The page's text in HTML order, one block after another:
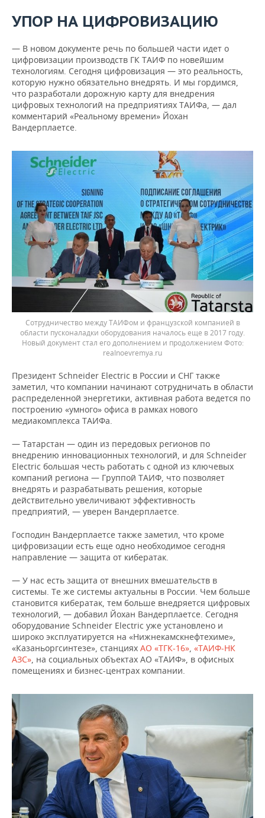
УПОР НА ЦИФРОВИЗАЦИЮ
— В новом документе речь по большей части идет о
цифровизации производств ГК ТАИФ по новейшим
технологиям. Сегодня цифровизация — это реальность,
которую нужно обязательно внедрять. И мы гордимся,
что разработали дорожную карту для внедрения
цифровых технологий на предприятиях ТАИФа, — дал
комментарий «Реальному времени» Йохан
Вандерплаетсе.
Сотрудничество между ТАИФом и французской компанией в
области пусконаладки оборудования началось еще в 2017 году.
Новый документ стал его дополнением и продолжением
realnoevremya.ru
Президент Schneider Electric в России и СНГ также
заметил, что компании начинают сотрудничать в области
распределенной энергетики, активная работа ведется по
построению «умного» офиса в рамках нового
медиакомплекса ТАИФа.
— Татарстан — один из передовых регионов по
внедрению инновационных технологий, и для Schneider
Electric большая честь работать с одной из ключевых
компаний региона — Группой ТАИФ, что позволяет
внедрять и разрабатывать решения, которые
действительно увеличивают эффективность
предприятий, — уверен Вандерплаетсе.
Господин Вандерплаетсе также заметил, что кроме
цифровизации есть еще одно необходимое сегодня
направление — защита от кибератак.
— У нас есть защита от внешних вмешательств в
системы. Те же системы актуальны в России. Чем больше
становится кибератак, тем больше внедряется цифровых
технологий, — добавил Йохан Вандерплаетсе. Сегодня
оборудование Schneider Electric уже установлено и
широко эксплуатируется на «Нижнекамскнефтехиме»,
«Казаньоргсинтезе», станциях АО «ТГК-16», «ТАИФ-НК
АЗС», на социальных объектах АО «ТАИФ», в офисных
помещениях и бизнес-центрах компании.